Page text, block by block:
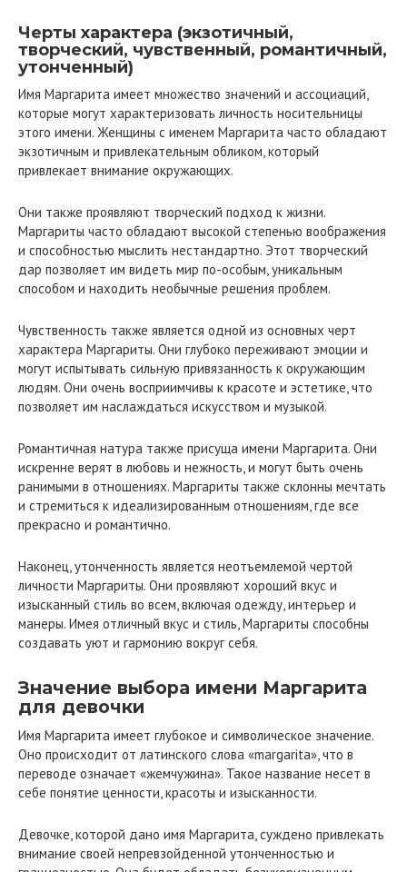
Черты характера (экзотичный,
творческий, чувственный, романтичный,
утонченный)
Имя Маргарита имеет множество значений и ассоциаций,
которые могут характеризовать личность носительницы
этого имени. Женщины с именем Маргарита часто обладают
экзотичным и привлекательным обликом, который
привлекает внимание окружающих.
Они также проявляют творческий подход к жизни.
Маргариты часто обладают высокой степенью воображения
и способностью мыслить нестандартно. Этот творческий
дар позволяет им видеть мир по-особым, уникальным
способом и находить необычные решения проблем.
Чувственность также является одной из основных черт
характера Маргариты. Они глубоко переживают эмоции и
могут испытывать сильную привязанность к окружающим
людям. Они очень восприимчивы к красоте и эстетике, что
позволяет им наслаждаться искусством и музыкой.
Романтичная натура также присуща имени Маргарита. Они
искренне верят в любовь и нежность, и могут быть очень
ранимыми в отношениях. Маргариты также склонны мечтать
и стремиться к идеализированным отношениям, где все
прекрасно и романтично.
Наконец, утонченность является неотъемлемой чертой
личности Маргариты. Они проявляют хороший вкус и
изысканный стиль во всем, включая одежду, интерьер и
манеры. Имея отличный вкус и стиль, Маргариты способны
создавать уют и гармонию вокруг себя.
Значение выбора имени Маргарита
для девочки
Имя Маргарита имеет глубокое и символическое значение.
Оно происходит от латинского слова «margarita», что в
переводе означает «жемчужина». Такое название несет в
себе понятие ценности, красоты и изысканности.
Девочке, которой дано имя Маргарита, суждено привлекать
внимание своей непревзойденной утонченностью и